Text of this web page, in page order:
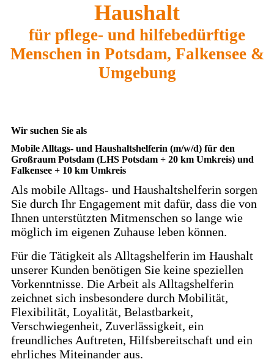
Haushalt
für pflege- und hilfebedürftige
Menschen in Potsdam, Falkensee &
Umgebung
Wir suchen Sie als
Mobile Alltags- und Haushaltshelferin (m/w/d) für den
Großraum Potsdam (LHS Potsdam + 20 km Umkreis) und
Falkensee + 10 km Umkreis
Als mobile Alltags- und Haushaltshelferin sorgen
Sie durch Ihr Engagement mit dafür, dass die von
Ihnen unterstützten Mitmenschen so lange wie
möglich im eigenen Zuhause leben können.
Für die Tätigkeit als Alltagshelferin im Haushalt
unserer Kunden benötigen Sie keine speziellen
Vorkenntnisse. Die Arbeit als Alltagshelferin
zeichnet sich insbesondere durch Mobilität,
Flexibilität, Loyalität, Belastbarkeit,
Verschwiegenheit, Zuverlässigkeit, ein
freundliches Auftreten, Hilfsbereitschaft und ein
ehrliches Miteinander aus.